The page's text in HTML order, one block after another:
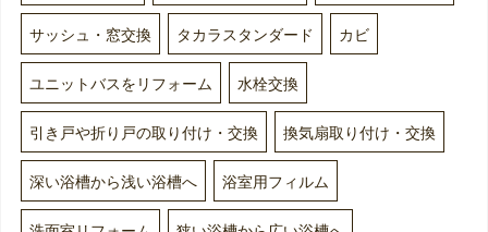
サッシュ・窓交換 タカラスタンダード カビ
ユニットバスをリフォーム 水栓交換
引き戸や折り戸の取り付け・交換 換気扇取り付け・交換
深い浴槽から浅い浴槽へ 浴室用フィルム